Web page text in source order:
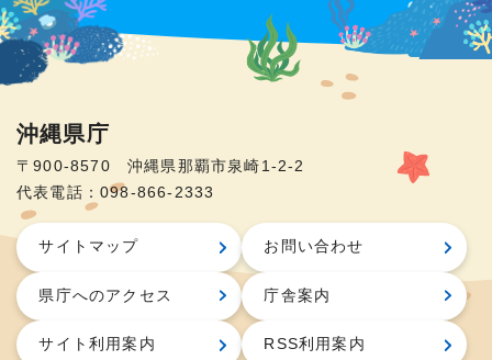
沖縄県庁
〒900-8570 沖縄県那覇市泉崎1-2-2
代表電話：098-866-2333
サイトマップ お問い合わせ
県庁へのアクセス 庁舎案内
サイト利用案内 RSS利用案内